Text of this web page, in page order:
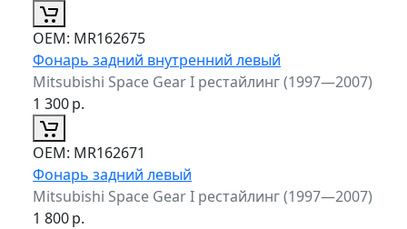
ОЕМ: MR162675
Фонарь задний внутренний левый
Mitsubishi Space Gear I рестайлинг (1997—2007)
1 300р.
ОЕМ: MR162671
Фонарь задний левый
Mitsubishi Space Gear I рестайлинг (1997—2007)
1 800р.